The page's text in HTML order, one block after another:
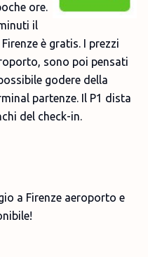
ore.
il
è gratis. I prezzi
sono poi pensati
godere della
partenze. Il P1 dista
del check-in.
a Firenze aeroporto e